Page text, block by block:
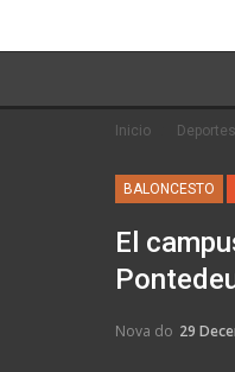
Inicio Deportes
BALONCESTO
El
Nova do 29